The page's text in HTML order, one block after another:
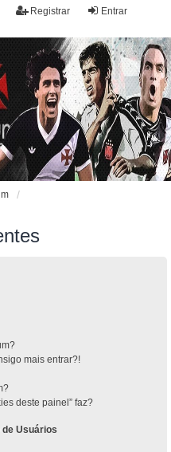
Entrar
Registrar
mais entrar?!
deste painel” faz?
Usuários